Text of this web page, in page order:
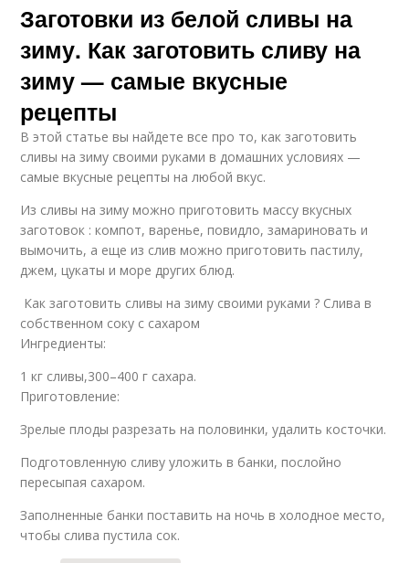
Заготовки из белой сливы на
зиму. Как заготовить сливу на
зиму — самые вкусные
рецепты
В этой статье вы найдете все про то, как заготовить
сливы на зиму своими руками в домашних условиях —
самые вкусные рецепты на любой вкус.
Из сливы на зиму можно приготовить массу вкусных
заготовок : компот, варенье, повидло, замариновать и
вымочить, а еще из слив можно приготовить пастилу,
джем, цукаты и море других блюд.
Как заготовить сливы на зиму своими руками ? Слива в
собственном соку с сахаром
Ингредиенты:
1 кг сливы,300–400 г сахара.
Приготовление:
Зрелые плоды разрезать на половинки, удалить косточки.
Подготовленную сливу уложить в банки, послойно
пересыпая сахаром.
Заполненные банки поставить на ночь в холодное место,
чтобы слива пустила сок.